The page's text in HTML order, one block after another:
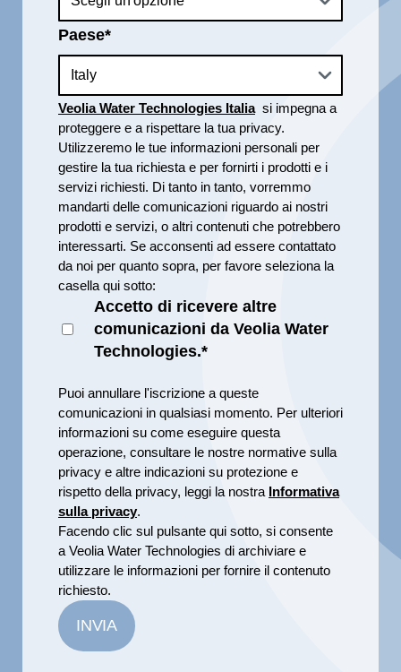
Paese*
Veolia Water Technologies Italiasi impegna a
proteggere e a rispettare la tua privacy.
Utilizzeremo le tue informazioni personali per
gestire la tua richiesta e per fornirti i prodotti e i
servizi richiesti. Di tanto in tanto, vorremmo
mandarti delle comunicazioni riguardo ai nostri
prodotti e servizi, o altri contenuti che potrebbero
interessarti. Se acconsenti ad essere contattato
da noi per quanto sopra, per favore seleziona la
casella qui sotto:
Accetto di ricevere altre
comunicazioni da Veolia Water
Technologies.*
Puoi annullare l'iscrizione a queste
comunicazioni in qualsiasi momento. Per ulteriori
informazioni su come eseguire questa
operazione, consultare le nostre normative sulla
privacy e altre indicazioni su protezione e
rispetto della privacy, leggi la nostra Informativa
sulla privacy.
Facendo clic sul pulsante qui sotto, si consente
a Veolia Water Technologies di archiviare e
utilizzare le informazioni per fornire il contenuto
richiesto.